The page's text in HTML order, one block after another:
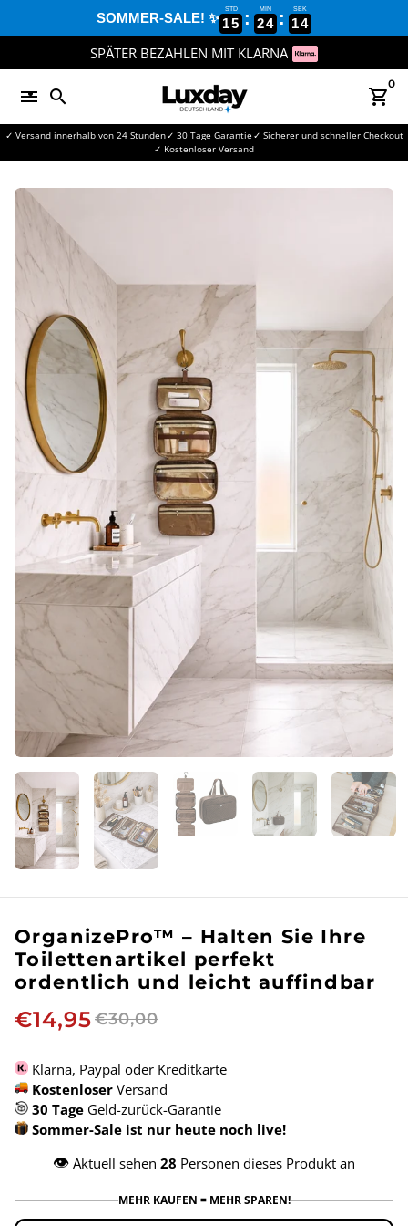
SOMMER-SALE! ✨
STD
15 : MIN
24 : SEK
14
SPÄTER BEZAHLEN MIT KLARNA
menu search shopping_cart
0
✓ Versand innerhalb von 24 Stunden✓ 30 Tage Garantie ✓ Sicherer und schneller Checkout
✓ Kostenloser Versand
OrganizePro™ – Halten Sie Ihre
Toilettenartikel perfekt
ordentlich und leicht auffindbar
€14,95€30,00
Klarna, Paypal oder Kreditkarte
Kostenloser Versand
30 Tage Geld-zurück-Garantie
Sommer-Sale ist nur heute noch live!
👁️ Aktuell sehen 28 Personen dieses Produkt an
MEHR KAUFEN = MEHR SPAREN!